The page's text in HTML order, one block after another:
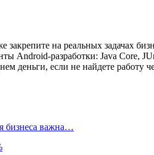
на реальных задачах
Android-разработки: Java Core,
деньги, если не найдете работу
бизнеса важна…